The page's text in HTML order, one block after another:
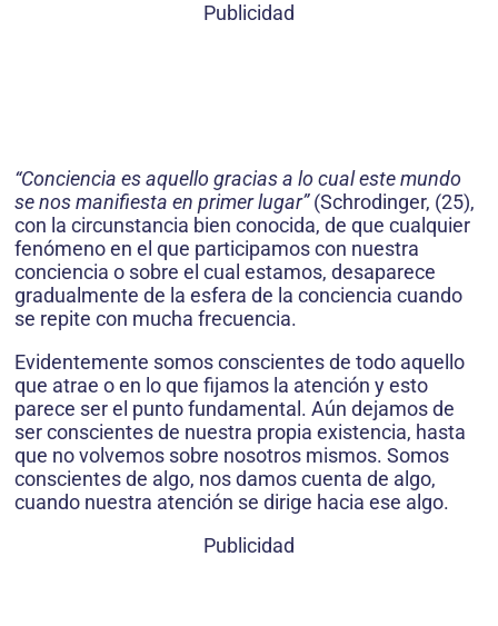
Publicidad
“Conciencia es aquello gracias a lo cual este mundo
se nos manifiesta en primer lugar”(Schrodinger, (25),
con la circunstancia bien conocida, de que cualquier
fenómeno en el que participamos con nuestra
conciencia o sobre el cual estamos, desaparece
gradualmente de la esfera de la conciencia cuando
se repite con mucha frecuencia.
Evidentemente somos conscientes de todo aquello
que atrae o en lo que fijamos la atención y esto
parece ser el punto fundamental. Aún dejamos de
ser conscientes de nuestra propia existencia, hasta
que no volvemos sobre nosotros mismos. Somos
conscientes de algo, nos damos cuenta de algo,
cuando nuestra atención se dirige hacia ese algo.
Publicidad